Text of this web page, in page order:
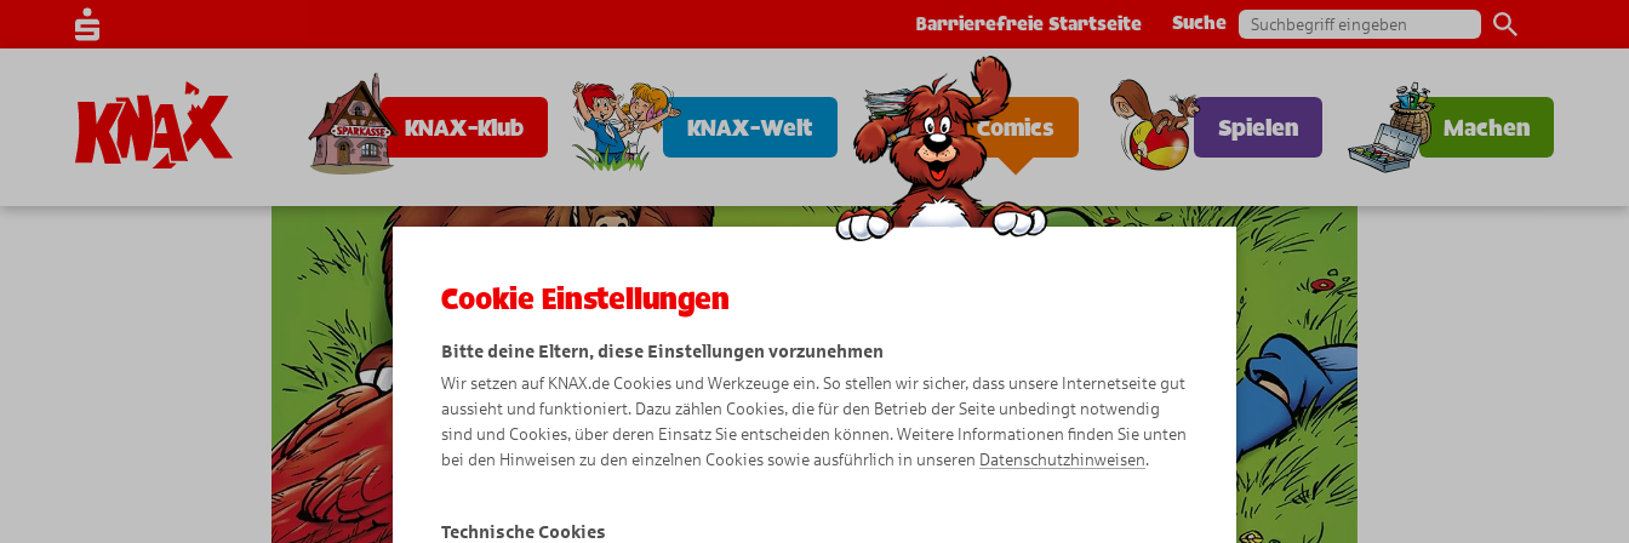
Barrierefreie Startseite Suche
KNAX-Klub KNAX-Welt Comics Spielen Machen
Cookie Einstellungen
Bitte deine Eltern, diese Einstellungen vorzunehmen
Wir setzen auf KNAX.de Cookies und Werkzeuge ein. So stellen wir sicher, dass unsere Internetseite gut
aussieht und funktioniert. Dazu zählen Cookies, die für den Betrieb der Seite unbedingt notwendig
sind und Cookies, über deren Einsatz Sie entscheiden können. Weitere Informationen finden Sie unten
bei den Hinweisen zu den einzelnen Cookies sowie ausführlich in unseren Datenschutzhinweisen.
Technische Cookies